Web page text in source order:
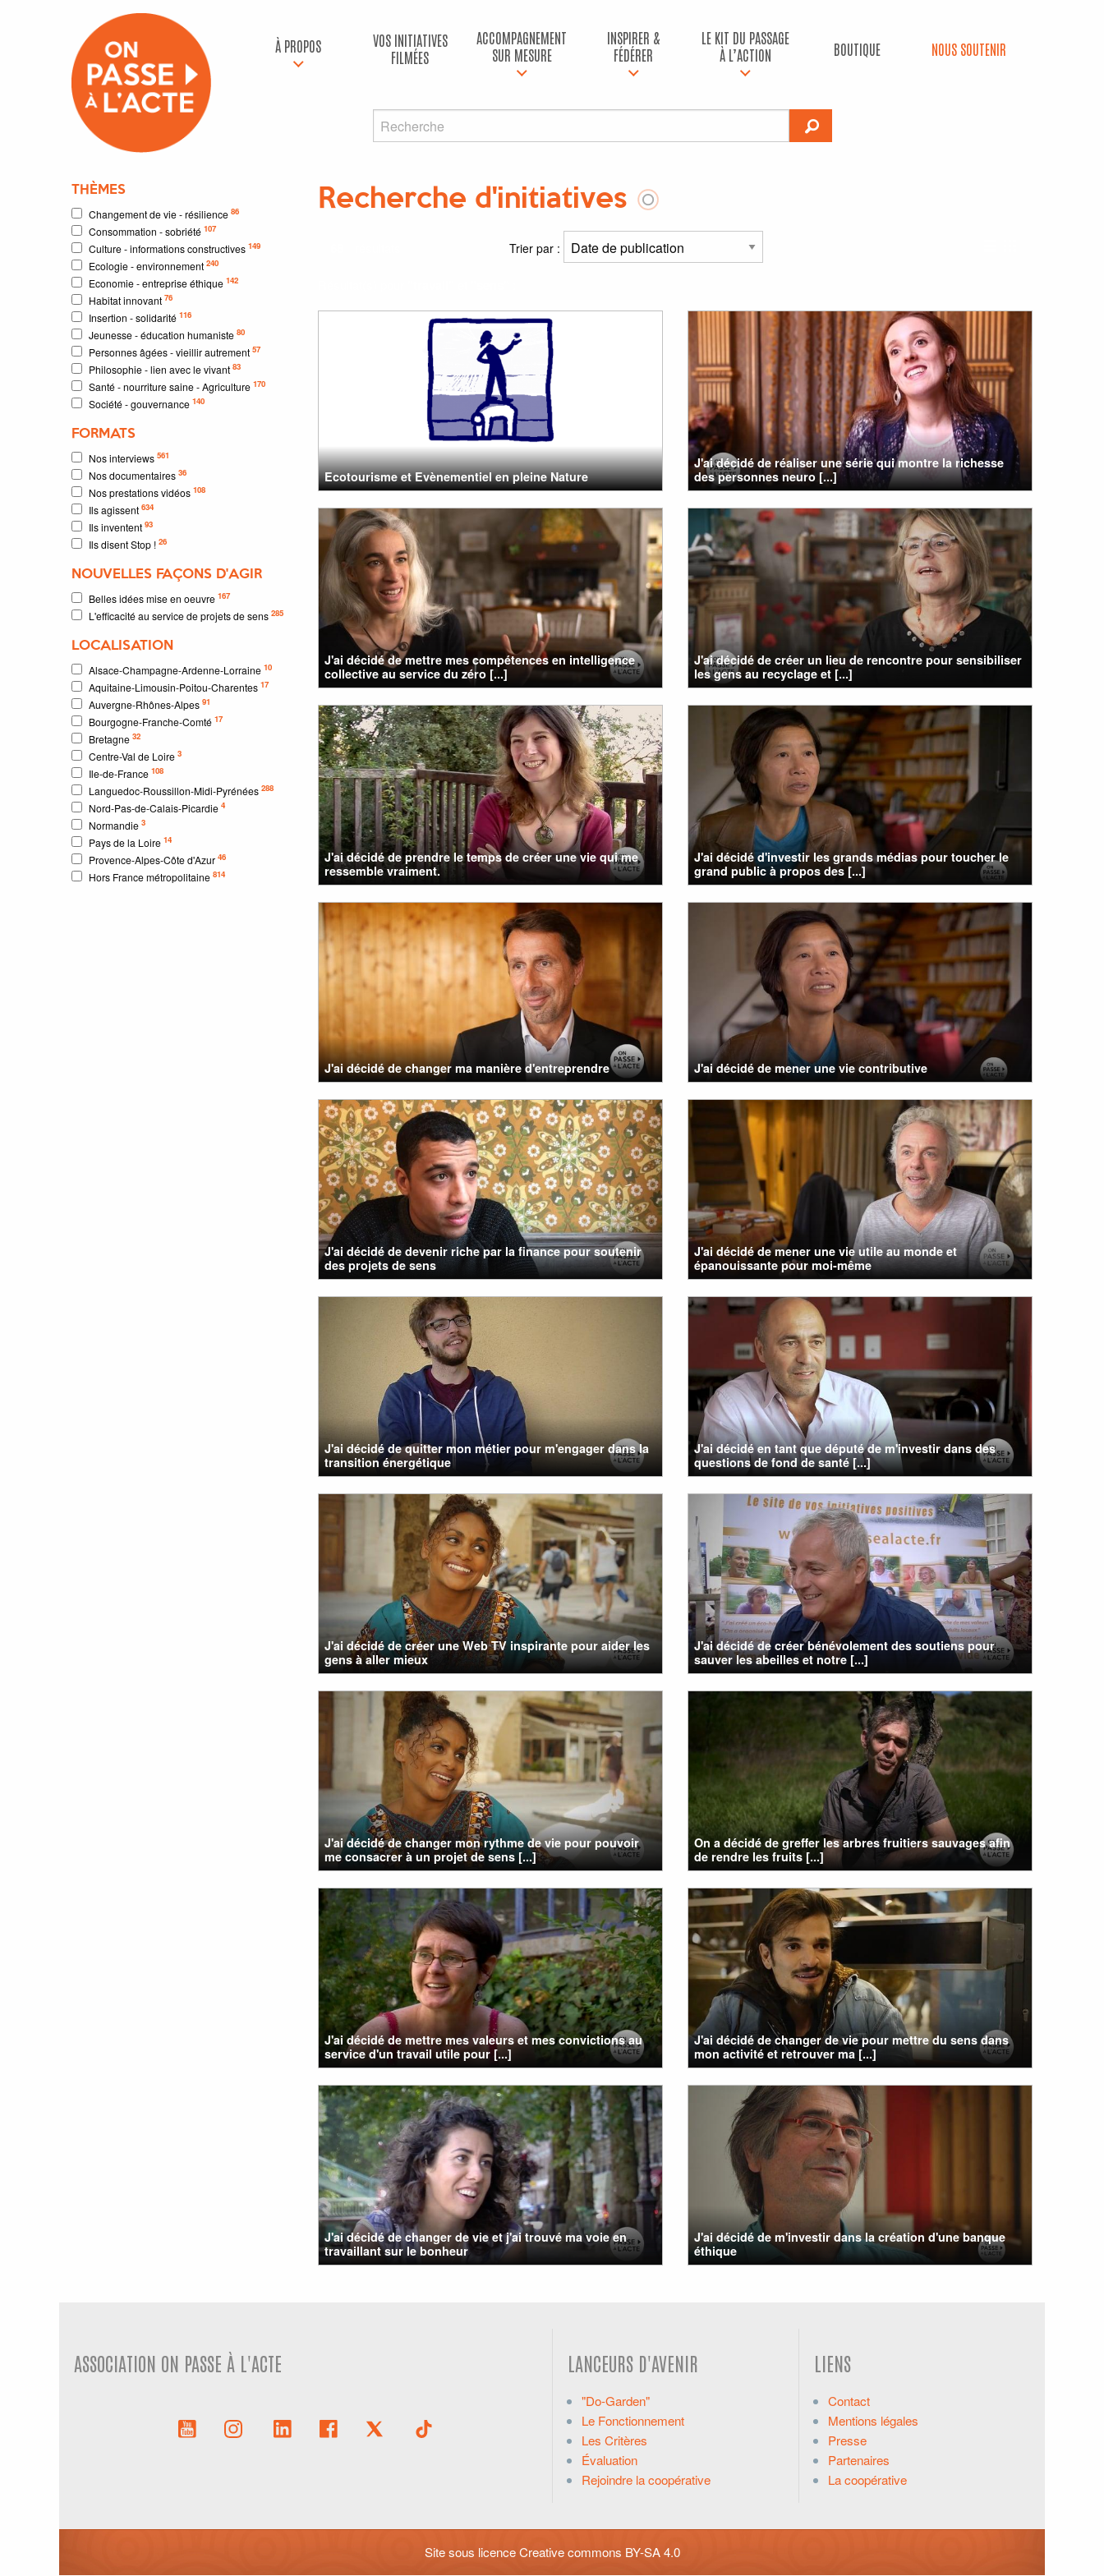
À PROPOS
VOS INITIATIVES
FILMÉES
ACCOMPAGNEMENT
SUR MESURE
INSPIRER &
FÉDÉRER
LE KIT DU PASSAGE
À L’ACTION
BOUTIQUE NOUS SOUTENIR
THÈMES
Changement de vie - résilience 86
Consommation - sobriété 107
Culture - informations constructives 149
Ecologie - environnement 240
Economie - entreprise éthique 142
Habitat innovant 76
Insertion - solidarité 116
Jeunesse - éducation humaniste 80
Personnes âgées - vieillir autrement 57
Philosophie - lien avec le vivant 83
Santé - nourriture saine - Agriculture 170
Société - gouvernance 140
FORMATS
Nos interviews 561
Nos documentaires 36
Nos prestations vidéos 108
Ils agissent 634
Ils inventent 93
Ils disent Stop ! 26
NOUVELLES FAÇONS D'AGIR
Belles idées mise en oeuvre 167
L'efficacité au service de projets de sens 285
LOCALISATION
Alsace-Champagne-Ardenne-Lorraine 10
Aquitaine-Limousin-Poitou-Charentes 17
Auvergne-Rhônes-Alpes 91
Bourgogne-Franche-Comté 17
Bretagne 32
Centre-Val de Loire 3
Ile-de-France 108
Languedoc-Roussillon-Midi-Pyrénées 288
Nord-Pas-de-Calais-Picardie 4
Normandie 3
Pays de la Loire 14
Provence-Alpes-Côte d'Azur 46
Hors France métropolitaine 814
Recherche d'initiatives
Trier par :
Ecotourisme et Evènementiel en pleine Nature
J'ai décidé de réaliser une série qui montre la richesse
des personnes neuro [...]
J'ai décidé de mettre mes compétences en intelligence
collective au service du zéro [...]
J'ai décidé de créer un lieu de rencontre pour sensibiliser
les gens au recyclage et [...]
J'ai décidé de prendre le temps de créer une vie qui me
ressemble vraiment.
J'ai décidé d'investir les grands médias pour toucher le
grand public à propos des [...]
J'ai décidé de changer ma manière d'entreprendre J'ai décidé de mener une vie contributive
J'ai décidé de devenir riche par la finance pour soutenir
des projets de sens
J'ai décidé de mener une vie utile au monde et
épanouissante pour moi-même
J'ai décidé de quitter mon métier pour m'engager dans la
transition énergétique
J'ai décidé en tant que député de m'investir dans des
questions de fond de santé [...]
J'ai décidé de créer une Web TV inspirante pour aider les
gens à aller mieux
J'ai décidé de créer bénévolement des soutiens pour
sauver les abeilles et notre [...]
J'ai décidé de changer mon rythme de vie pour pouvoir
me consacrer à un projet de sens [...]
On a décidé de greffer les arbres fruitiers sauvages afin
de rendre les fruits [...]
J'ai décidé de mettre mes valeurs et mes convictions au
service d'un travail utile pour [...]
J'ai décidé de changer de vie pour mettre du sens dans
mon activité et retrouver ma [...]
J'ai décidé de changer de vie et j'ai trouvé ma voie en
travaillant sur le bonheur
J'ai décidé de m'investir dans la création d'une banque
éthique
ASSOCIATION ON PASSE À L'ACTE LANCEURS D'AVENIR
"Do-Garden"
Le Fonctionnement
Les Critères
Évaluation
Rejoindre la coopérative
LIENS
Contact
Mentions légales
Presse
Partenaires
La coopérative
Site sous licenceCreative commons BY-SA 4.0